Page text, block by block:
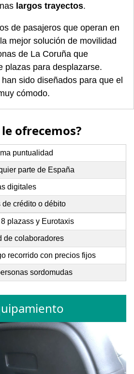
largos trayectos.
de pasajeros que operan en
mejor solución de movilidad
de La Coruña que
plazas para desplazarse.
sido diseñados para que el
cómodo.
le ofrecemos?
puntualidad
parte de España
digitales
de crédito o débito
plazass y Eurotaxis
de colaboradores
recorrido con precios fijos
sordomudas